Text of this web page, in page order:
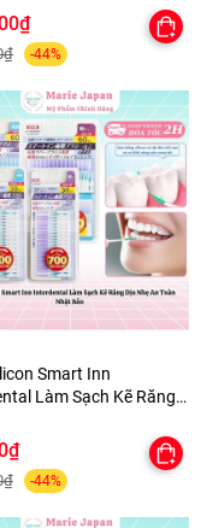
-44%
Smart Inn
Làm Sạch Kẽ Răng
-44%